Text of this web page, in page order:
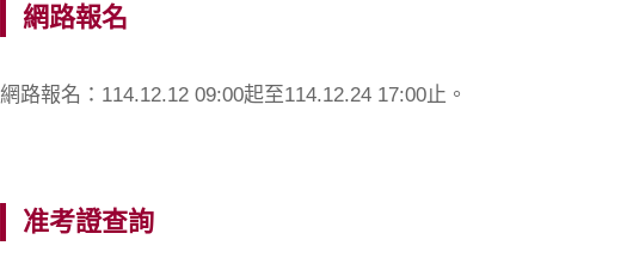
網路報名
網路報名：114.12.12 09:00起至114.12.24 17:00止。
准考證查詢